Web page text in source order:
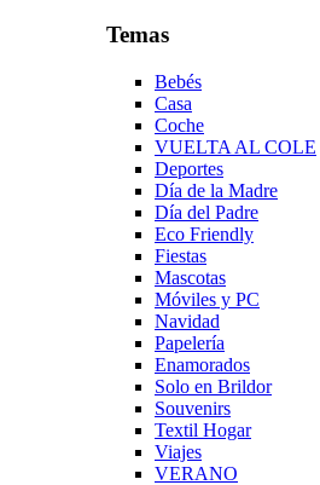
Temas
Bebés
Casa
Coche
VUELTA AL COLE
Deportes
Día de la Madre
Día del Padre
Eco Friendly
Fiestas
Mascotas
Móviles y PC
Navidad
Papelería
Enamorados
Solo en Brildor
Souvenirs
Textil Hogar
Viajes
VERANO